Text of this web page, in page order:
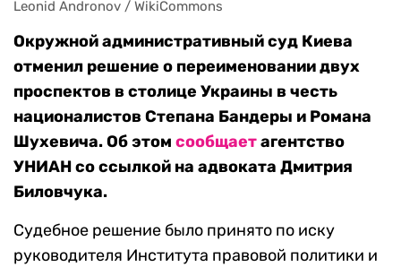
Leonid Andronov / WikiCommons
Окружной административный суд Киева
отменил решение о переименовании двух
проспектов в столице Украины в честь
националистов Степана Бандеры и Романа
Шухевича. Об этом сообщаетагентство
УНИАН со ссылкой на адвоката Дмитрия
Биловчука.
Судебное решение было принято по иску
руководителя Института правовой политики и